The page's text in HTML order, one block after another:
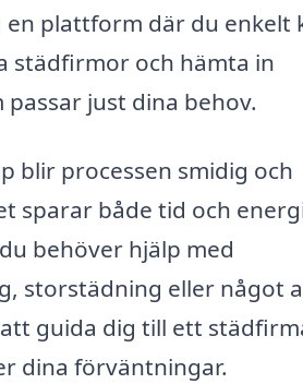
plattform där du enkelt
städfirmor och hämta in
just dina behov.
blir processen smidig och
sparar både tid och
behöver hjälp med
storstädning eller något
guida dig till ett
dina förväntningar.